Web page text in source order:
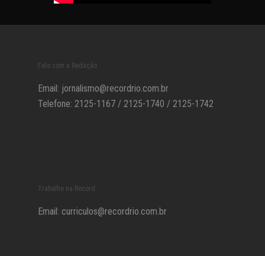
Fale com a Redação
Email: jornalismo@recordrio.com.br
Telefone: 2125-1167 / 2125-1740 / 2125-1742
Trabalhe na Record
Email: curriculos@recordrio.com.br